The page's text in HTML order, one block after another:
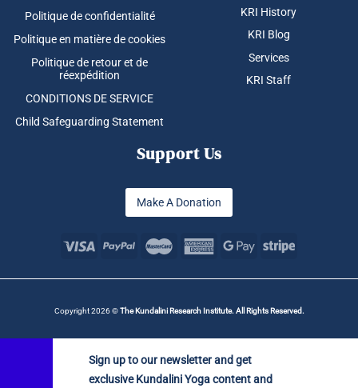
Politique de confidentialité
Politique en matière de cookies
Politique de retour et de
réexpédition
CONDITIONS DE SERVICE
Child Safeguarding Statement
KRI History
KRI Blog
Services
KRI Staff
Support Us
Make A Donation
Copyright 2026 ©The Kundalini Research Institute. All Rights Reserved.
Sign up to our newsletter and get
exclusive Kundalini Yoga content and